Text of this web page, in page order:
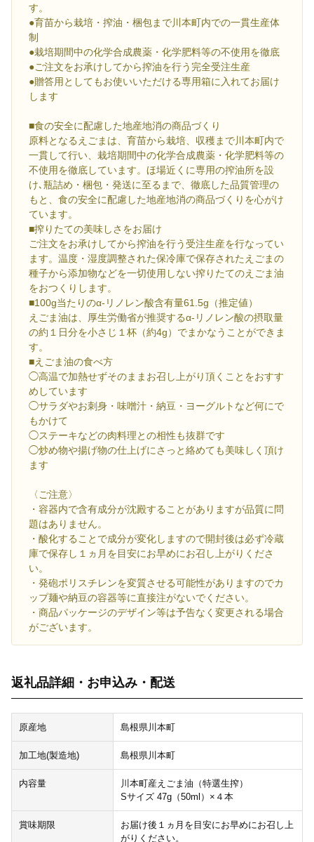
す。
●育苗から栽培・搾油・梱包まで川本町内での一貫生産体
制
●栽培期間中の化学合成農薬・化学肥料等の不使用を徹底
●ご注文をお承けしてから搾油を行う完全受注生産
●贈答用としてもお使いいただける専用箱に入れてお届け
します
■食の安全に配慮した地産地消の商品づくり
原料となるえごまは、育苗から栽培、収穫まで川本町内で
一貫して行い、栽培期間中の化学合成農薬・化学肥料等の
不使用を徹底しています。ほ場近くに専用の搾油所を設
け､瓶詰め・梱包・発送に至るまで、徹底した品質管理の
もと、食の安全に配慮した地産地消の商品づくりを心がけ
ています。
■搾りたての美味しさをお届け
ご注文をお承けしてから搾油を行う受注生産を行なってい
ます。温度・湿度調整された保冷庫で保存されたえごまの
種子から添加物などを一切使用しない搾りたてのえごま油
をおつくりします。
■100g当たりのα-リノレン酸含有量61.5g（推定値）
えごま油は、厚生労働省が推奨するα-リノレン酸の摂取量
の約１日分を小さじ１杯（約4g）でまかなうことができま
す。
■えごま油の食べ方
◯高温で加熱せずそのままお召し上がり頂くことをおすす
めしています
◯サラダやお刺身・味噌汁・納豆・ヨーグルトなど何にで
もかけて
◯ステーキなどの肉料理との相性も抜群です
◯炒め物や揚げ物の仕上げにさっと絡めても美味しく頂け
ます
〈ご注意〉
・容器内で含有成分が沈殿することがありますが品質に問
題はありません。
・酸化することで成分が変化しますので開封後は必ず冷蔵
庫で保存し１ヵ月を目安にお早めにお召し上がりくださ
い。
・発砲ポリスチレンを変質させる可能性がありますのでカ
ップ麺や納豆の容器等に直接注がないでください。
・商品パッケージのデザイン等は予告なく変更される場合
がございます。
返礼品詳細・お申込み・配送
原産地 島根県川本町
加工地(製造地) 島根県川本町
内容量
川本町産えごま油（特選生搾）
Sサイズ 47g（50ml）×４本
賞味期限
お届け後１ヵ月を目安にお早めにお召し上
がりください。